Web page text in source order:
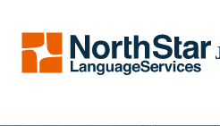
サービス
会社概要